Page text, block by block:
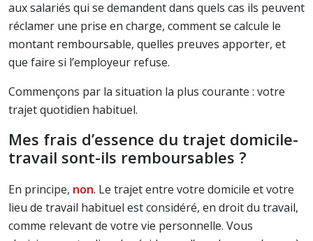
aux salariés qui se demandent dans quels cas ils peuvent
réclamer une prise en charge, comment se calcule le
montant remboursable, quelles preuves apporter, et
que faire si l’employeur refuse.
Commençons par la situation la plus courante : votre
trajet quotidien habituel.
Mes frais d’essence du trajet domicile-
travail sont-ils remboursables ?
En principe, non. Le trajet entre votre domicile et votre
lieu de travail habituel est considéré, en droit du travail,
comme relevant de votre vie personnelle. Vous